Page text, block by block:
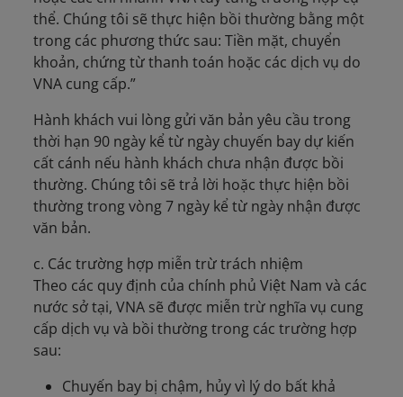
thể. Chúng tôi sẽ thực hiện bồi thường bằng một
trong các phương thức sau: Tiền mặt, chuyển
khoản, chứng từ thanh toán hoặc các dịch vụ do
VNA cung cấp.”
Hành khách vui lòng gửi văn bản yêu cầu trong
thời hạn 90 ngày kể từ ngày chuyến bay dự kiến
cất cánh nếu hành khách chưa nhận được bồi
thường. Chúng tôi sẽ trả lời hoặc thực hiện bồi
thường trong vòng 7 ngày kể từ ngày nhận được
văn bản.
c. Các trường hợp miễn trừ trách nhiệm
Theo các quy định của chính phủ Việt Nam và các
nước sở tại, VNA sẽ được miễn trừ nghĩa vụ cung
cấp dịch vụ và bồi thường trong các trường hợp
sau:
Chuyến bay bị chậm, hủy vì lý do bất khả